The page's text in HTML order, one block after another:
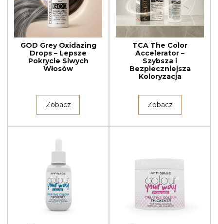
GOD Grey Oxidazing
Drops – Lepsze
Pokrycie Siwych
Włosów
Zobacz
TCA The Color
Accelerator –
Szybsza i
Bezpieczniejsza
Koloryzacja
Zobacz